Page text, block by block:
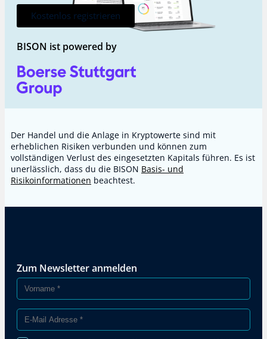
Kostenlos registrieren
BISON ist powered by
Der Handel und die Anlage in Kryptowerte sind mit
erheblichen Risiken verbunden und können zum
vollständigen Verlust des eingesetzten Kapitals führen. Es ist
unerlässlich, dass du die BISON Basis- und
Risikoinformationen beachtest.
Zum Newsletter anmelden